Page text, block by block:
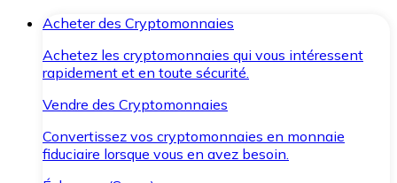
Acheter des Cryptomonnaies
Achetez les cryptomonnaies qui vous intéressent
rapidement et en toute sécurité.
Vendre des Cryptomonnaies
Convertissez vos cryptomonnaies en monnaie
fiduciaire lorsque vous en avez besoin.